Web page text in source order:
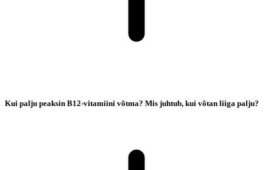
Kui palju peaksin B12-vitamiini võtma? Mis juhtub, kui võtan liiga palju?